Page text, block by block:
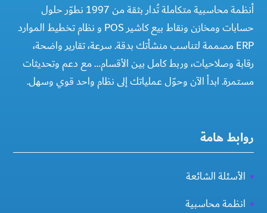
أنظمة محاسبية متكاملة تُدار بثقة من 1997 نطوّر حلول
حسابات ومخازن ونقاط بيع كاشير POS و نظام تخطيط الموارد
ERP مصممة لتناسب منشأتك بدقة. سرعة، تقارير واضحة،
رقابة وصلاحيات، وربط كامل بين الأقسام… مع دعم وتحديثات
مستمرة. ابدأ الآن وحوّل عملياتك إلى نظام واحد قوي وسهل.
روابط هامة
الأسئلة الشائعة
انظمة محاسبية